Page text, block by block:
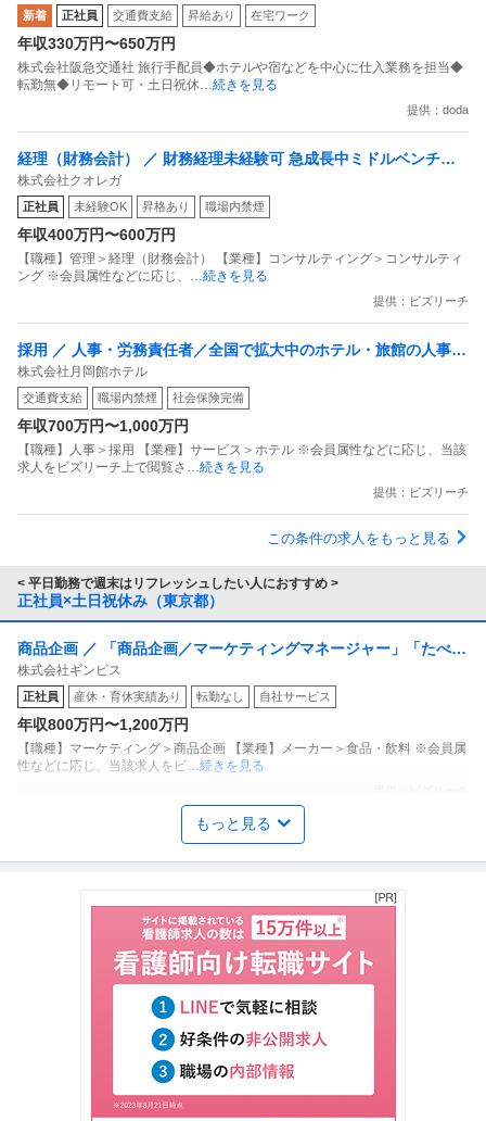
新着 正社員 交通費支給 昇給あり 在宅ワーク
年収330万円〜650万円
株式会社阪急交通社 旅行手配員◆ホテルや宿などを中心に仕入業務を担当◆
転勤無◆リモート可・土日祝休…続きを見る
提供：doda
経理（財務会計） ／ 財務経理未経験可 急成長中ミドルベンチャ
ー！インバウンドテック企業／事業拡大に伴う増員！
株式会社クオレガ
正社員 未経験OK 昇格あり 職場内禁煙
年収400万円〜600万円
【職種】管理＞経理（財務会計） 【業種】コンサルティング＞コンサルティ
ング ※会員属性などに応じ、 …続きを見る
提供：ビズリーチ
採用 ／ 人事・労務責任者／全国で拡大中のホテル・旅館の人事・
労務体制をゼロから構築するポジション（年収700～1100万円）
株式会社月岡館ホテル
交通費支給 職場内禁煙 社会保険完備
年収700万円〜1,000万円
【職種】人事＞採用 【業種】サービス＞ホテル ※会員属性などに応じ、当該
求人をビズリーチ上で閲覧さ …続きを見る
提供：ビズリーチ
この条件の求人をもっと見る
< 平日勤務で週末はリフレッシュしたい人におすすめ >
正社員×土日祝休み（東京都）
商品企画 ／ 「商品企画／マーケティングマネージャー」「たべっ
子どうぶつ」でお馴染みのお菓子メーカー ギンビス「「しみチョ
ココーン」「アスパラガス」などのロングセラー商品を製造／土
日祝休み／転勤なし／勤務地日本橋」（株式会社ギンビス）
株式会社ギンビス
正社員 産休・育休実績あり 転勤なし 自社サービス
年収800万円〜1,200万円
【職種】マーケティング＞商品企画 【業種】メーカー＞食品・飲料 ※会員属
性などに応じ、当該求人をビ…続きを見る
年収1000万円も可能×土日祝休み／外国人人材紹介の法人営業／
マネジメント業務
上野グループホールディングス株式会社
月給47万円〜62.5万円
【年収1000万円も可能×土日祝休み】外国人人材紹介の法人営業｜マネジメ
ント業務 【高収入！稼ぐな…続きを見る
提供：上野グループホールディングス株式会社
羽田空港／施設保全サポート年休126日／土日祝休／残業10H以下
／内勤9割／安定性が強みの建コン
昇給あり ミドル活躍中
年収400万円〜620万円
もっと見る